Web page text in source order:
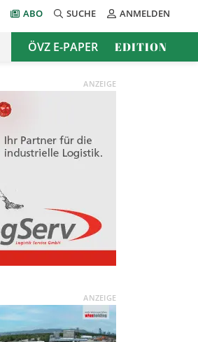
ABO SUCHE ANMELDEN
ÖVZ E-PAPER EDITION
ANZEIGE
ANZEIGE